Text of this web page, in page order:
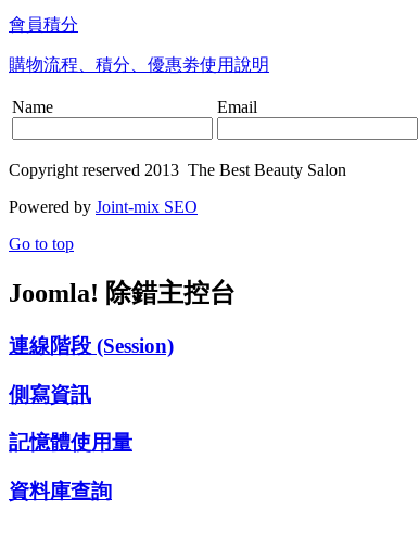
會員積分
購物流程、積分、優惠劵使用說明
Name Email
Copyright reserved 2013 The Best Beauty Salon
Powered by Joint-mix SEO
Go to top
Joomla! 除錯主控台
連線階段 (Session)
側寫資訊
記憶體使用量
資料庫查詢